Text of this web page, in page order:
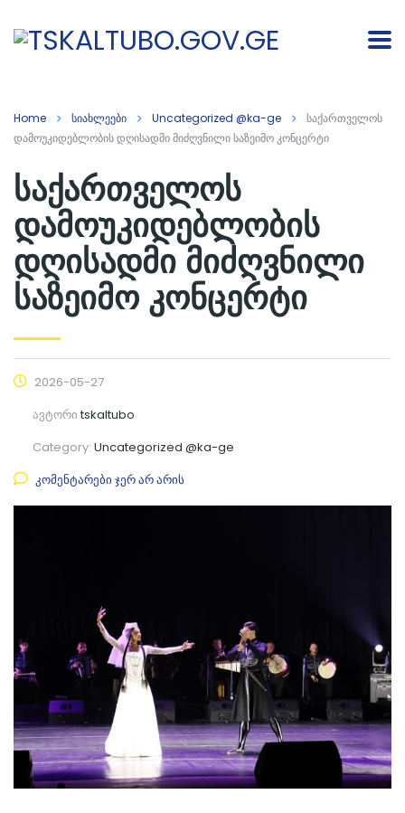
Home სიახლეები Uncategorized @ka-ge
საქართველოს
დამოუკიდებლობის დღისადმი მიძღვნილი საზეიმო კონცერტი
საქართველოს
დამოუკიდებლობის
დღისადმი მიძღვნილი
საზეიმო კონცერტი
2026-05-27
ავტორიtskaltubo
Category: Uncategorized @ka-ge
კომენტარები ჯერ არ არის